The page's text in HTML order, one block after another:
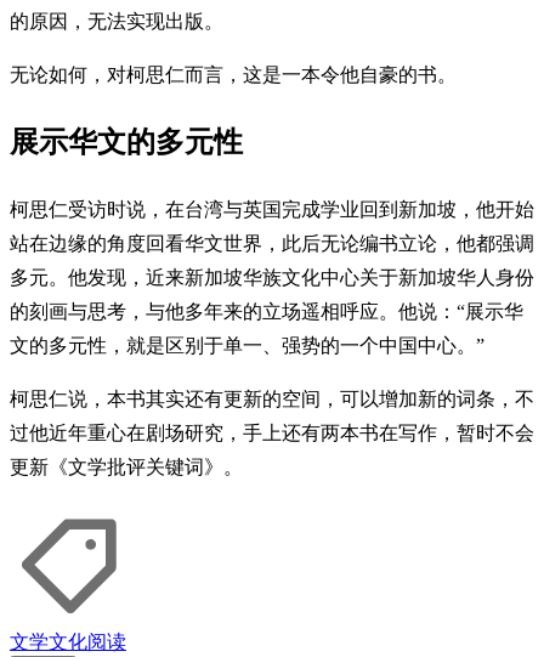
的原因，无法实现出版。
无论如何，对柯思仁而言，这是一本令他自豪的书。
展示华文的多元性
柯思仁受访时说，在台湾与英国完成学业回到新加坡，他开始
站在边缘的角度回看华文世界，此后无论编书立论，他都强调
多元。他发现，近来新加坡华族文化中心关于新加坡华人身份
的刻画与思考，与他多年来的立场遥相呼应。他说：“展示华
文的多元性，就是区别于单一、强势的一个中国中心。”
柯思仁说，本书其实还有更新的空间，可以增加新的词条，不
过他近年重心在剧场研究，手上还有两本书在写作，暂时不会
更新《文学批评关键词》。
文学文化阅读